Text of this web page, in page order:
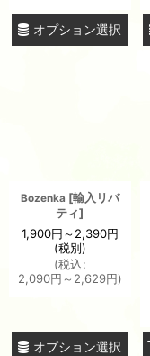
オプション選択
Bozenka [輸入リバ
ティ]
1,900円～2,390円
(税別)
(税込:
2,090円 ～2,629円)
オプション選択